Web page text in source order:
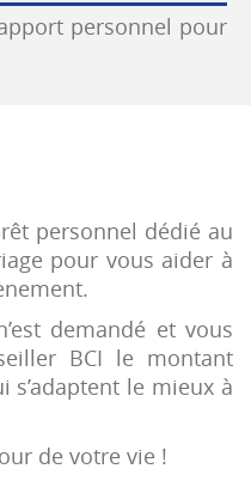
personnel pour
personnel dédié au
pour vous aider à
demandé et vous
BCI le montant
le mieux à
de votre vie !